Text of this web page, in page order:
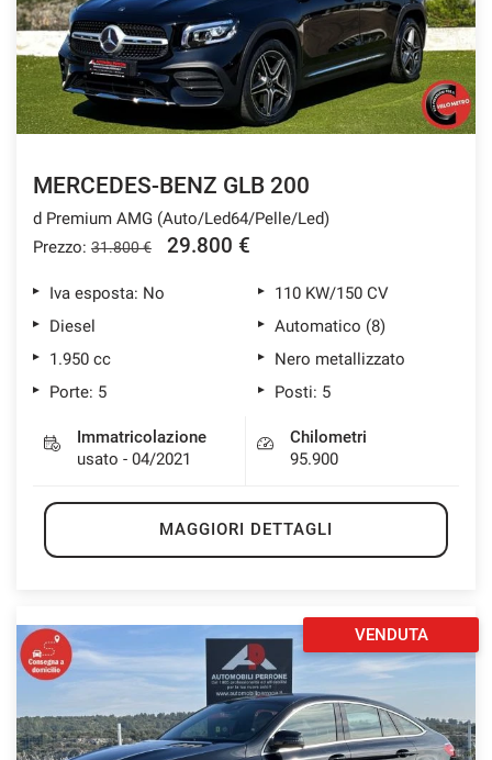
MERCEDES-BENZ GLB 200
d Premium AMG (Auto/Led64/Pelle/Led)
Prezzo: 31.800 € 29.800 €
Iva esposta: No
110 KW/150 CV
Diesel
Automatico (8)
1.950 cc
Nero metallizzato
Porte: 5
Posti: 5
Immatricolazione
usato - 04/2021
Chilometri
95.900
MAGGIORI DETTAGLI
VENDUTA